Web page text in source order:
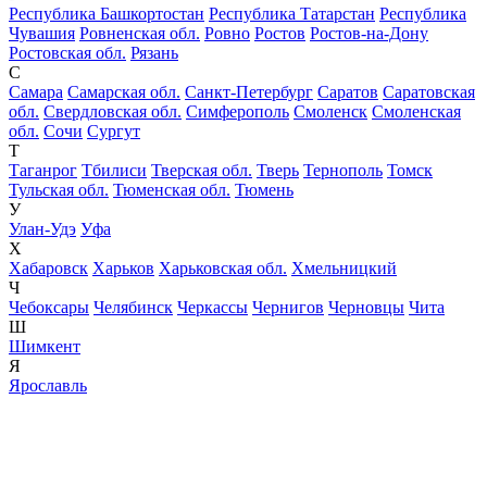
Республика Башкортостан Республика Татарстан Республика
Чувашия Ровненская обл. Ровно Ростов Ростов-на-Дону
Ростовская обл. Рязань
С
Самара Самарская обл. Санкт-Петербург Саратов Саратовская
обл. Свердловская обл. Симферополь Смоленск Смоленская
обл. Сочи Сургут
Т
Таганрог Тбилиси Тверская обл. Тверь Тернополь Томск
Тульская обл. Тюменская обл. Тюмень
У
Улан-Удэ Уфа
Х
Хабаровск Харьков Харьковская обл. Хмельницкий
Ч
Чебоксары Челябинск Черкассы Чернигов Черновцы Чита
Ш
Шимкент
Я
Ярославль